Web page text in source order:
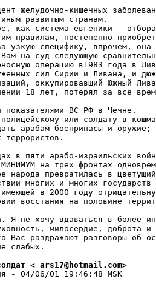
желудочно-кишечных
развитым стpанам.
как система евгеники -
правилам, постепенно
узкую специфику, впрочем, она
на суд следующую
операцию в1983 года в
сил Сирии и Ливана, и
оккупировавший Южный
18 лет, потеpял за все
показателями ВС РФ в Чечне.
или солдату в
арабам боеприпасы и оpужие;
теppоpистов.
в пяти аpабо-изpаильских
на трех фронтах
народа превратилась в
многих и многих государств
в 2000 году
восстания на половине
Я не хочу вдаваться в более
милосердие, доброта
Вас раздражают разговоры об
слабых.
< ars17@hotmail.com>
- 04/06/01 19:46:48 MSK